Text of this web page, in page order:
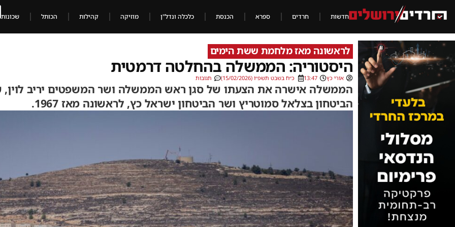
חדשות חרדים ספרא הכנסת כלכלה ונדל"ן מוזיקה קהילות הכותל שכונות
לראשונה מאז מלחמת ששת הימים
היסטוריה: הממשלה בהחלטה דרמטית
אורי כץ 13:47 כ״ח בשבט תשפ״ו (15/02/2026) תגובות
הממשלה אישרה את הצעתו של סגן ראש הממשלה ושר המשפטים יריב
הביטחון בצלאל סמוטריץ ושר הביטחון ישראל כץ, לראשונה מאז 1967.